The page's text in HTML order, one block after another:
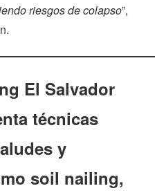
riesgos de colapso”,
El Salvador
técnicas
y
soil nailing,